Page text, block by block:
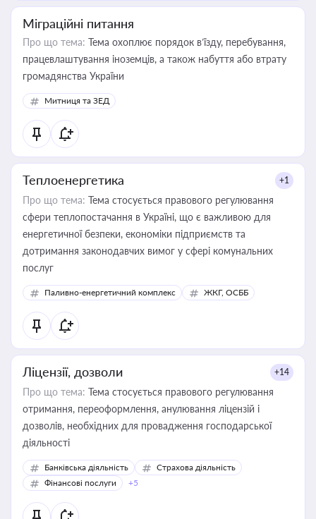
Міграційні питання
Про що тема: Тема охоплює порядок в’їзду, перебування,
працевлаштування іноземців, а також набуття або втрату
громадянства України
Митниця та ЗЕД
Теплоенергетика +1
Про що тема: Тема стосується правового регулювання
сфери теплопостачання в Україні, що є важливою для
енергетичної безпеки, економіки підприємств та
дотримання законодавчих вимог у сфері комунальних
послуг
Паливно-енергетичний комплекс ЖКГ, ОСББ
Ліцензії, дозволи +14
Про що тема: Тема стосується правового регулювання
отримання, переоформлення, анулювання ліцензій і
дозволів, необхідних для провадження господарської
діяльності
Банківська діяльність
Страхова діяльність
Фінансові послуги
+5